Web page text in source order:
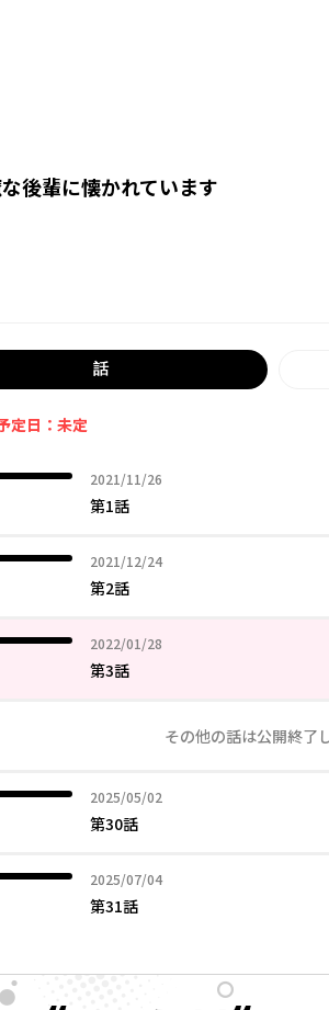
後輩に懐かれています
話
定日：未定
2021/11/26
2021年11月26日
第1話
2021/12/24
2021年12月24日
第2話
2022/01/28
2022年01月28日
第3話
その他の話は公開終了
2025/05/02
2025年05月02日
第30話
2025/07/04
2025年07月04日
第31話